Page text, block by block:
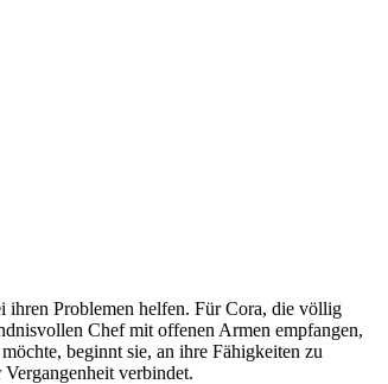
ihren Problemen helfen. Für Cora, die völlig
Chef mit offenen Armen empfangen,
beginnt sie, an ihre Fähigkeiten zu
verbindet.